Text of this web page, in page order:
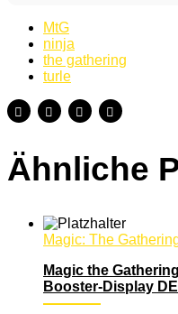
MtG
ninja
the gathering
turle
Ähnliche
Magic: The
Magic the
Booster-Display